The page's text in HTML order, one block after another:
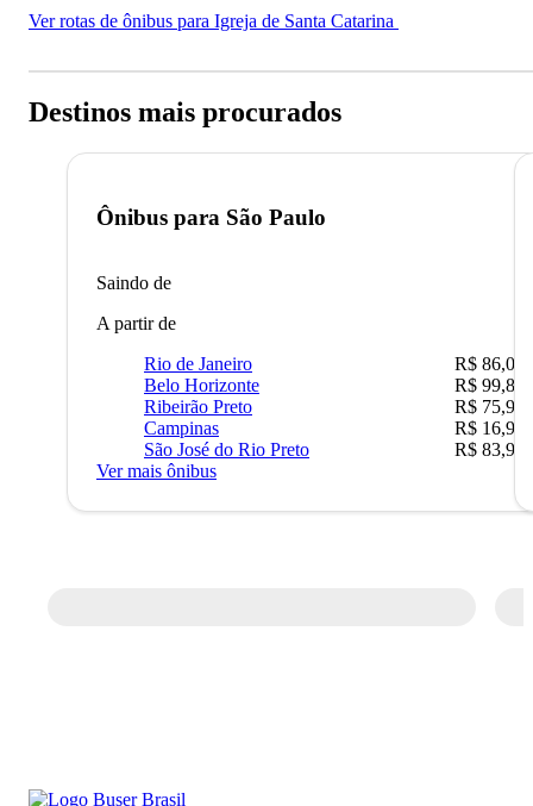
Ver rotas de ônibus para Igreja de Santa Catarina
Destinos mais procurados
Ônibus para São Paulo
Saindo de
A partir de
Rio de Janeiro
R$ 86,00
Belo Horizonte
R$ 99,89
Ribeirão Preto
R$ 75,90
Campinas
R$ 16,90
São José do Rio Preto
R$ 83,90
Ver mais ônibus